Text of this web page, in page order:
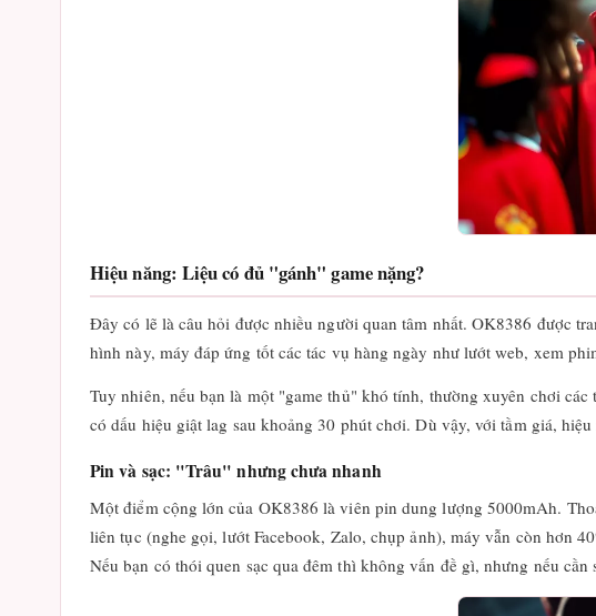
Hiệu năng: Liệu có đủ "gánh" game nặng?
Đây có lẽ là câu hỏi được nhiều người quan tâm nhất. OK8386 được
hình này, máy đáp ứng tốt các tác vụ hàng ngày như lướt web, xem
Tuy nhiên, nếu bạn là một "game thủ" khó tính, thường xuyên chơi
có dấu hiệu giật lag sau khoảng 30 phút chơi. Dù vậy, với tầm giá,
Pin và sạc: "Trâu" nhưng chưa nhanh
Một điểm cộng lớn của OK8386 là viên pin dung lượng 5000mAh.
liên tục (nghe gọi, lướt Facebook, Zalo, chụp ảnh), máy vẫn còn hơn
Nếu bạn có thói quen sạc qua đêm thì không vấn đề gì, nhưng nếu cần